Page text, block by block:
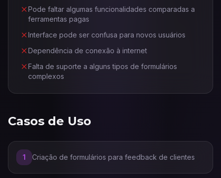
Pode faltar algumas funcionalidades comparadas a
ferramentas pagas
Interface pode ser confusa para novos usuários
Dependência de conexão à internet
Falta de suporte a alguns tipos de formulários
complexos
Casos de Uso
1 Criação de formulários para feedback de clientes